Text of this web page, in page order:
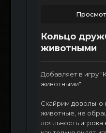
Кольцо
животными
Добавляет в игру
животными".
Скайрим довольно
животные, не
лояльность